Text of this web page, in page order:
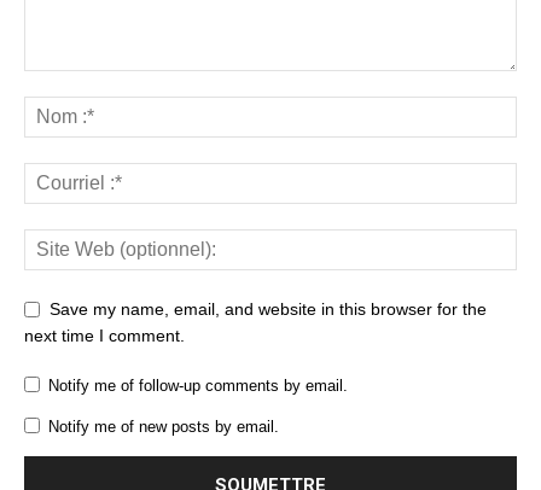
Save my name, email, and website in this browser for the
next time I comment.
Notify me of follow-up comments by email.
Notify me of new posts by email.